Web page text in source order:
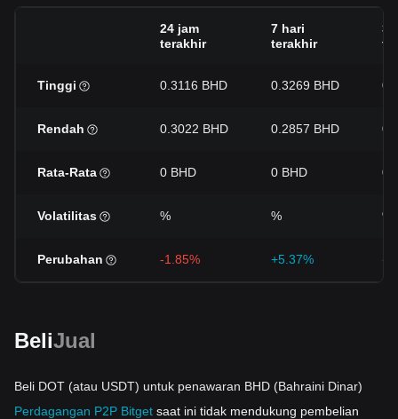
24 jam
terakhir
7 hari
terakhir
Tinggi 0.3116 BHD 0.3269 BHD
Rendah 0.3022 BHD 0.2857 BHD
Rata-Rata 0 BHD 0 BHD 0
Volatilitas % % %
Perubahan -1.85% +5.37% -
BeliJual
Beli DOT (atau USDT) untuk penawaran BHD (Bahraini Dinar)
Perdagangan P2P Bitget saat ini tidak mendukung pembelian